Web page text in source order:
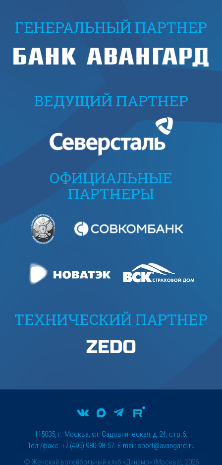
ГЕНЕРАЛЬНЫЙ ПАРТНЕР
ВЕДУЩИЙ ПАРТНЕР
ОФИЦИАЛЬНЫЕ
ПАРТНЕРЫ
ТЕХНИЧЕСКИЙ ПАРТНЕР
© Женский волейбольный клуб «Динамо» (Москва), 2026
115035, г. Москва, ул. Садовническая, д.24, стр.6.
Тел./факс: +7 (495) 980-98-57. E-mail: sport@avangard.ru